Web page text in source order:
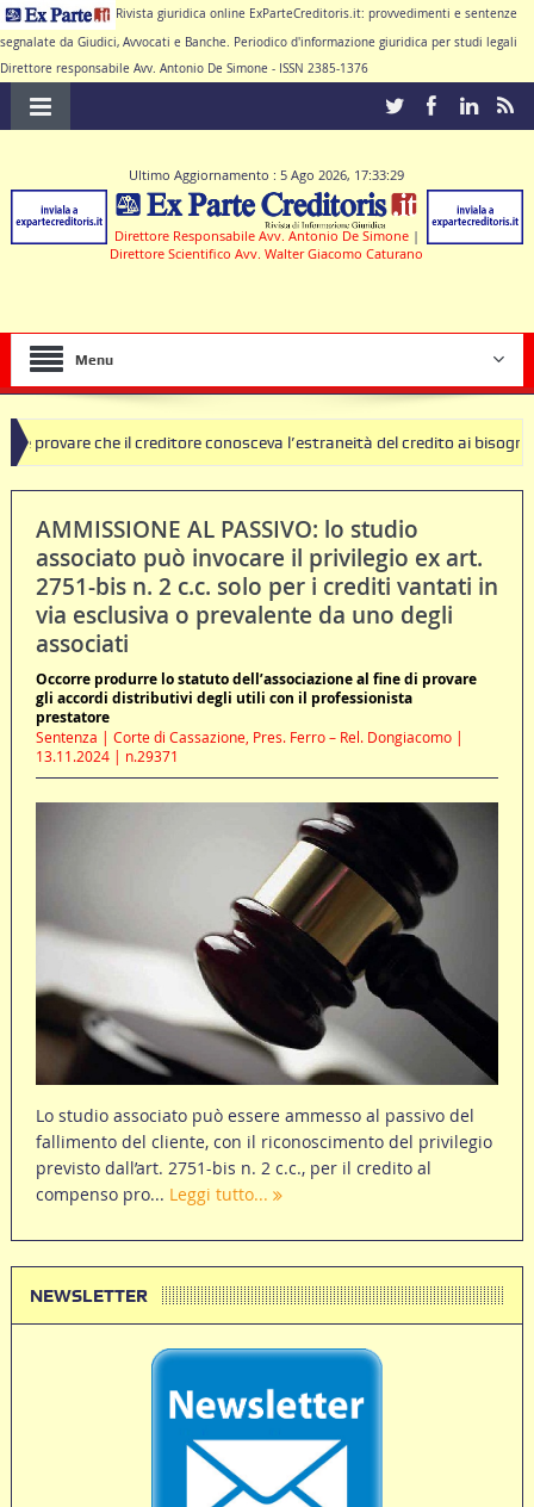
Rivista giuridica online ExParteCreditoris.it: provvedimenti e sentenze
segnalate da Giudici, Avvocati e Banche. Periodico d'informazione giuridica per studi legali
Direttore responsabile Avv. Antonio De Simone - ISSN 2385-1376
Ultimo Aggiornamento : 5 Ago 2026, 17:33:29
Direttore Responsabile Avv. Antonio De Simone |
Direttore Scientifico Avv. Walter Giacomo Caturano
Menu
che il creditore conosceva l’estraneità del credito ai bisogni della
AMMISSIONE AL PASSIVO: lo studio
associato può invocare il privilegio ex art.
2751-bis n. 2 c.c. solo per i crediti vantati in
via esclusiva o prevalente da uno degli
associati
Occorre produrre lo statuto dell’associazione al fine di provare
gli accordi distributivi degli utili con il professionista
prestatore
Sentenza | Corte di Cassazione, Pres. Ferro – Rel. Dongiacomo |
13.11.2024 | n.29371
Lo studio associato può essere ammesso al passivo del
fallimento del cliente, con il riconoscimento del privilegio
previsto dall’art. 2751-bis n. 2 c.c., per il credito al
compenso pro... Leggi tutto...
NEWSLETTER